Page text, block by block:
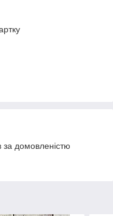
домовленістю